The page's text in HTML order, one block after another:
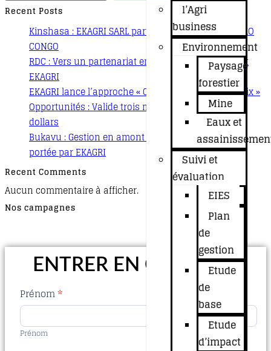
l’Agri
business
Environnement
Paysage
forestier
Mine
Eaux et
Suivi et
évaluation
EIES
Plan
de
gestion
Etude
de
base
Etude
d’impact
Recent Posts
Kinshasa : EKAGRI SARL participe au programme PRO
CONGO
RDC : Vers un partenariat entre ATD Quart Monde et
EKAGRI
EKAGRI lance l’approche « Champs-Écoles de la Paix »
Opportunités : Valide trois modules et gagne 2000
dollars
Bukavu : Gestion en amont des déchets, la solution
portée par EKAGRI
Recent Comments
Aucun commentaire à afficher.
Nos campagnes
ENTRER EN CONTACT
Contact
Us
Prénom*
Prénom